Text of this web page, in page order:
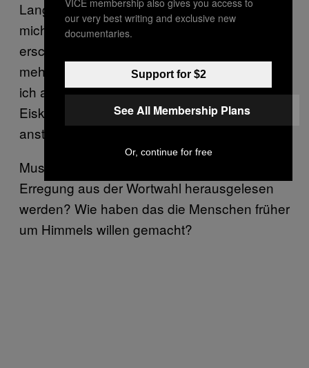
Langsam gewöhne ich mich an den Stil, der
mich irgendwie geheimnisvoll und ernst
erscheinen lässt. Ich benutze wesentlich
mehr Ausrufezeichen, um zu zeigen, wenn
ich aufgeregt bin, um nicht dauernd wie ein
Eisklotz zu wirken. Mittlerweile sage ich
anstatt “Haha” immer “Oh je” oder “Oh Gott”.
Muss bei Briefdeutsch eigentlich die
Erregung aus der Wortwahl herausgelesen
werden? Wie haben das die Menschen früher
um Himmels willen gemacht?
our very best writing and exclusive new
documentaries.
Support for $2
See All Membership Plans
Or, continue for free